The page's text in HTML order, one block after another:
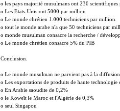
o les pays majorité musulmans ont 230
o Les Etats-Unis ont 5000 par million
o Le monde chrétien 1.000 techniciens par million.
o tout le monde arabe n'a que 50 techniciens par
o monde musulman consacre la recherche /
o Le monde chrétien consacre 5% du PIB
Conclusion.
o Le monde musulman ne parvient pas à la
o Les exportations de produits de haute technologie
o En Arabie saoudite de 0,2%
o le Koweït le Maroc et l'Algérie de 0,3%
o seul Singapou